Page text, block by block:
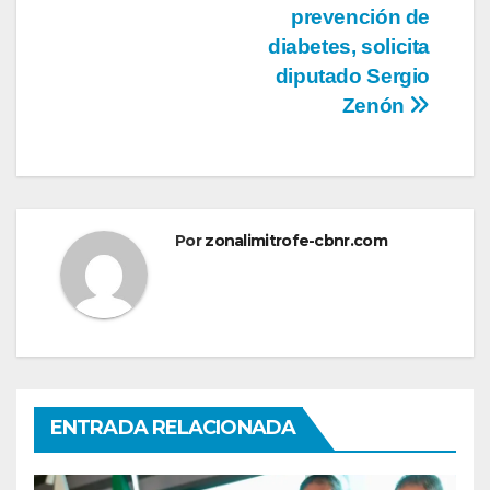
prevención de
diabetes, solicita
diputado Sergio
Zenón
Porzonalimitrofe-cbnr.com
ENTRADA RELACIONADA